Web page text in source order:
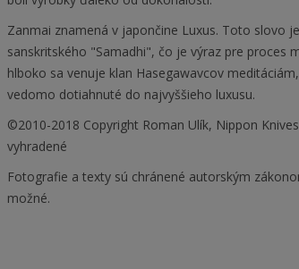
Zanmai znamená v japončine Luxus. Toto slovo
sanskritského "Samadhi", čo je výraz pre proces
hlboko sa venuje klan Hasegawavcov
vedomo dotiahnuté do najvyššieho luxusu.
©2010-2018 Copyright Roman Ulík, Nippon
vyhradené
Fotografie a texty sú chránené autorským
možné.